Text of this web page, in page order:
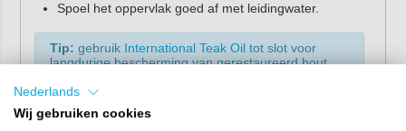
Spoel het oppervlak goed af met leidingwater.
Tip: gebruik International Teak Oil tot slot voor
langdurige bescherming van gerestaureerd hout.
Eigenschappen
Nederlands
Wij gebruiken cookies